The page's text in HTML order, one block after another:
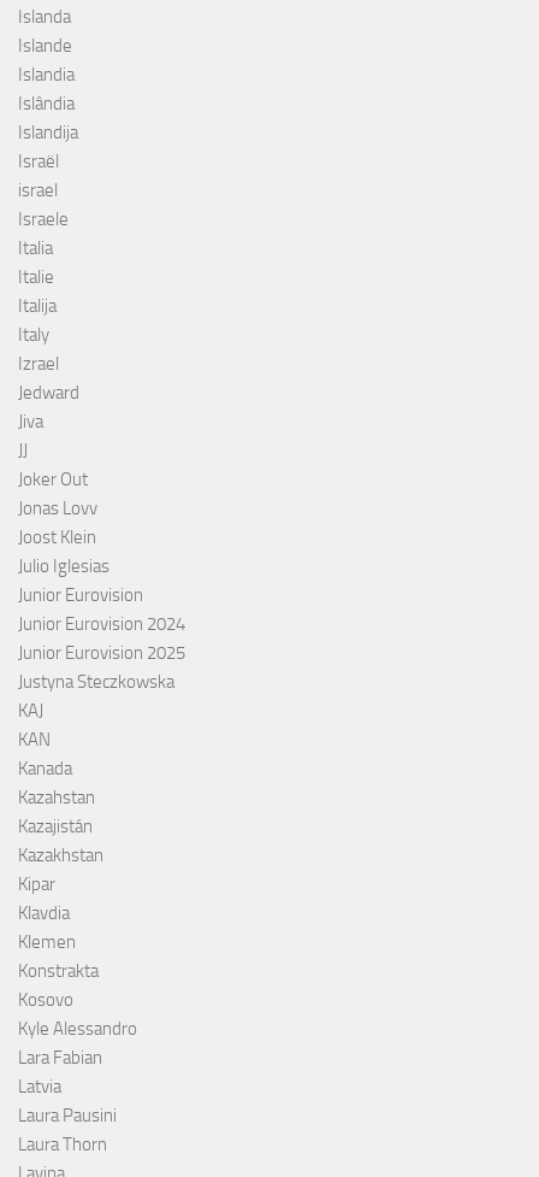
Islanda
Islande
Islandia
Islândia
Islandija
Israël
israel
Israele
Italia
Italie
Italija
Italy
Izrael
Jedward
Jiva
JJ
Joker Out
Jonas Lovv
Joost Klein
Julio Iglesias
Junior Eurovision
Junior Eurovision 2024
Junior Eurovision 2025
Justyna Steczkowska
KAJ
KAN
Kanada
Kazahstan
Kazajistán
Kazakhstan
Kipar
Klavdia
Klemen
Konstrakta
Kosovo
Kyle Alessandro
Lara Fabian
Latvia
Laura Pausini
Laura Thorn